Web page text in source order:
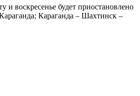
и воскресенье будет приостановлено
Караганда – Шахтинск –